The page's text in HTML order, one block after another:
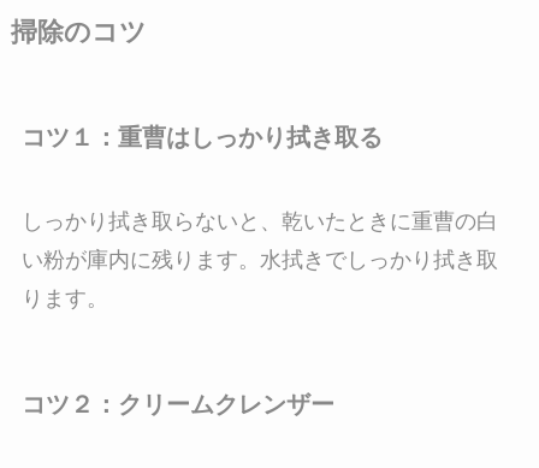
掃除のコツ
コツ１：重曹はしっかり拭き取る
しっかり拭き取らないと、乾いたときに重曹の白
い粉が庫内に残ります。水拭きでしっかり拭き取
ります。
コツ２：クリームクレンザー